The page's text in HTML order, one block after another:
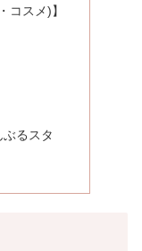
コスメ)】
るスタ